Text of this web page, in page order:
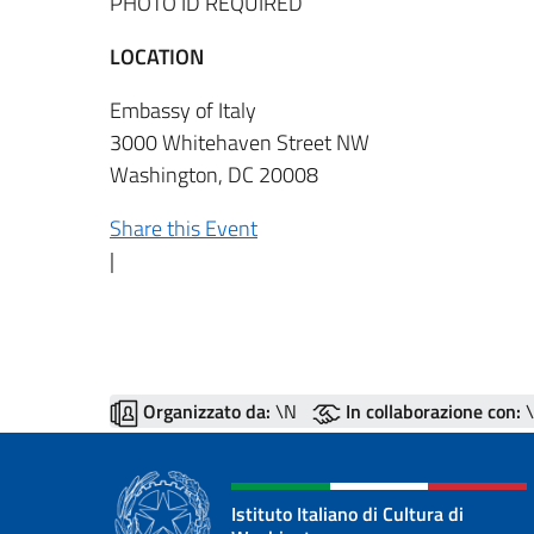
LOCATION
Embassy of Italy
3000 Whitehaven Street NW
Washington, DC 20008
Share this Event
|
Organizzato da: \N In collaborazione con:
Istituto Italiano di Cultura di